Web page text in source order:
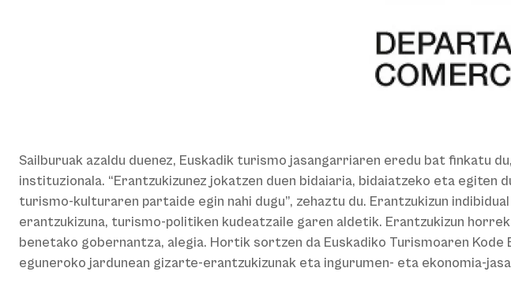
Sailburuak azaldu duenez, Euskadik turismo jasangarriaren eredu bat finkatu
instituzionala. “Erantzukizunez jokatzen duen bidaiaria, bidaiatzeko eta
turismo-kulturaren partaide egin nahi dugu”, zehaztu du. Erantzukizun
erantzukizuna, turismo-politiken kudeatzaile garen aldetik. Erantzukizun
benetako gobernantza, alegia. Hortik sortzen da Euskadiko Turismoaren
eguneroko jardunean gizarte-erantzukizunak eta ingurumen- eta ekonomia-